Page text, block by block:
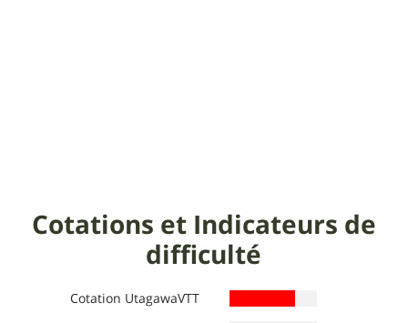
Cotations et Indicateurs de
difficulté
Cotation UtagawaVTT